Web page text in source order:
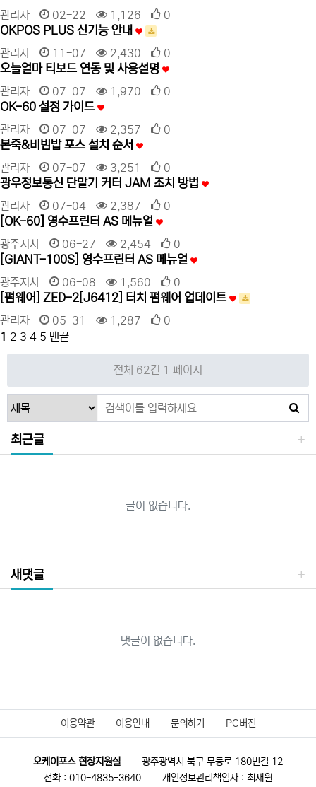
관리자 02-22 1,126 0
OKPOS PLUS 신기능 안내
관리자 11-07 2,430 0
오늘얼마 티보드 연동 및 사용설명
관리자 07-07 1,970 0
OK-60 설정 가이드
관리자 07-07 2,357 0
본죽&비빔밥 포스 설치 순서
관리자 07-07 3,251 0
광우정보통신 단말기 커터 JAM 조치 방법
관리자 07-04 2,387 0
[OK-60] 영수프린터 AS 메뉴얼
광주지사 06-27 2,454 0
[GIANT-100S] 영수프린터 AS 메뉴얼
광주지사 06-08 1,560 0
[펌웨어] ZED-2[J6412] 터치 펌웨어 업데이트
관리자 05-31 1,287
0
1 2 3 4 5 맨끝
전체 62건 1 페이지
최근글
글이 없습니다.
새댓글
댓글이 없습니다.
이용약관 이용안내 문의하기 PC버전
오케이포스 현장지원실
광주광역시 북구 무등로 180번길 12
전화 : 010-4835-3640
개인정보관리책임자 : 최재원